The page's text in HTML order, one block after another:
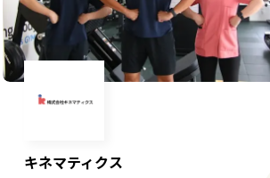
キネマティクス